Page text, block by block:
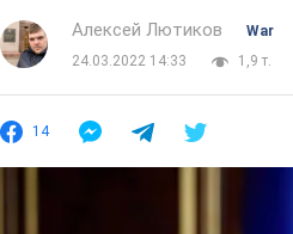
Алексей Лютиков
War
24.03.2022 14:33
1,9 т.
14